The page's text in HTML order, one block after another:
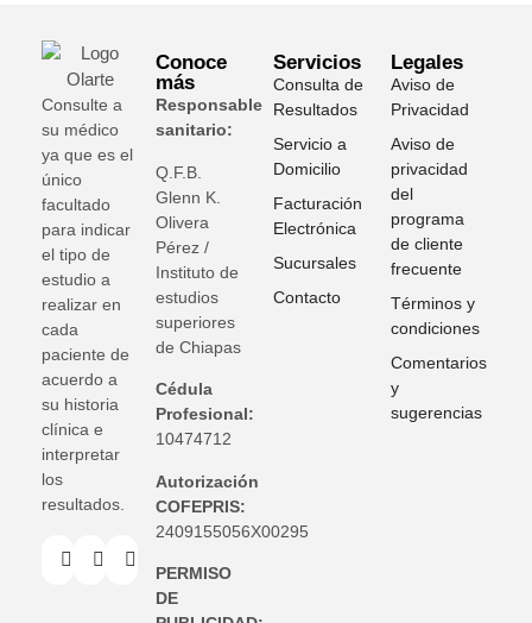
Consulte a
su médico
ya que es el
único
facultado
para indicar
el tipo de
estudio a
realizar en
cada
paciente de
acuerdo a
su historia
clínica e
interpretar
los
resultados.
Conoce
más
Responsable
sanitario:
Q.F.B.
Glenn K
Olivera
Pérez /
Instituto de
estudios
superiores
de Chiapas
Cédula
Profesional:
10474712
Autorización
COFEPRIS:
2409155056X00295
PERMISO
DE
Servicios
Consulta de
Resultados
Servicio a
Domicilio
Facturación
Electrónica
Sucursales
Contacto
Legales
Aviso de
Privacidad
Aviso de
privacidad
del
programa
de cliente
frecuente
Términos y
condiciones
Comentarios
y
sugerencias